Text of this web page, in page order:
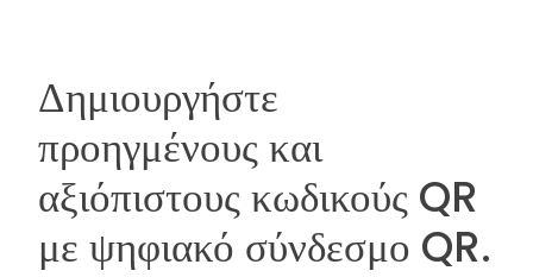
Δημιουργήστε
προηγμένους και
αξιόπιστους κωδικούς QR
με ψηφιακό σύνδεσμο QR.